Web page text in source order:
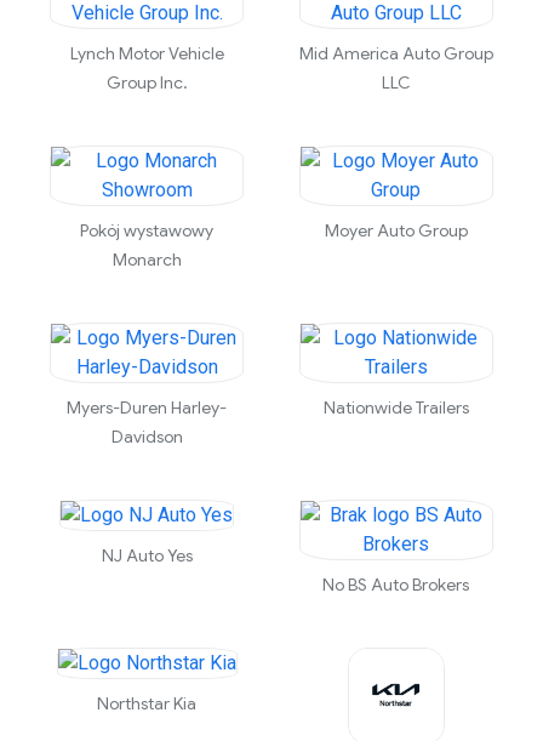
Lynch Motor Vehicle
Group Inc.
Mid America Auto Group
LLC
Pokój wystawowy
Monarch
Moyer Auto Group
Myers-Duren Harley-
Davidson
Nationwide Trailers
NJ Auto Yes
No BS Auto Brokers
Northstar Kia